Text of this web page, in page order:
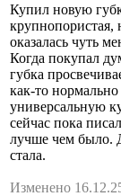
Купил новую
крупнопористая,
оказалась чуть
Когда покупал
губка
как-то
универсальную
сейчас пока
лучше чем было.
стала.
Изменено